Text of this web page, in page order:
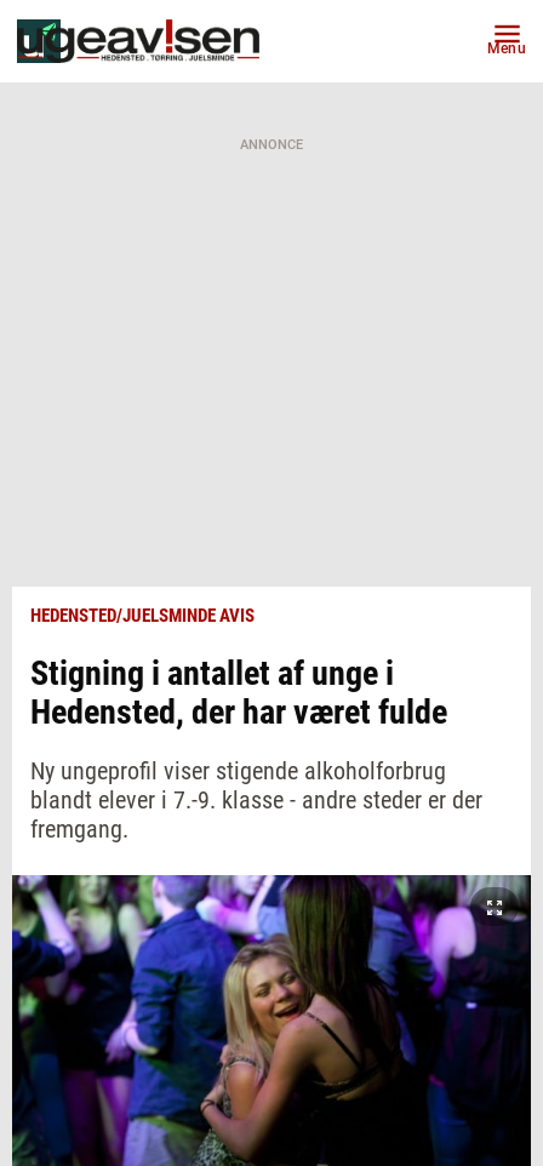
Menu
ANNONCE
HEDENSTED/JUELSMINDE AVIS
Stigning i antallet af unge i
Hedensted, der har været fulde
Ny ungeprofil viser stigende alkoholforbrug
blandt elever i 7.-9. klasse - andre steder er der
fremgang.